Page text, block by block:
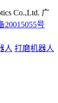
Co.,Ltd. 广
20015055号
人 打磨机器人